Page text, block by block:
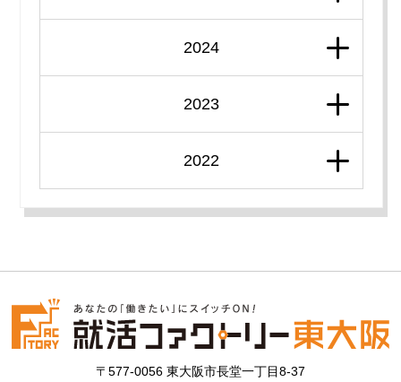
2024
2023
2022
〒577-0056 東大阪市長堂一丁目8-37